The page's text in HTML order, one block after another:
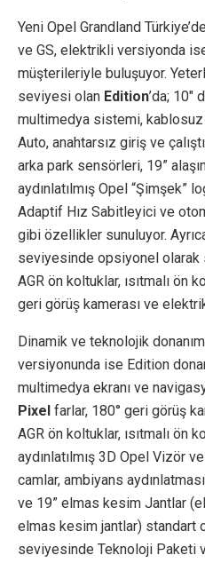
Yeni Opel Grandland
ve GS, elektrikli versiyonda
müşterileriyle buluşuyor.
seviyesi olan Edition’da; 10″
multimedya sistemi,
Auto, anahtarsız giriş ve
arka park sensörleri, 19”
aydınlatılmış Opel “Şimşek”
Adaptif Hız Sabitleyici ve
gibi özellikler sunuluyor.
seviyesinde opsiyonel olarak
AGR ön koltuklar, ısıtmalı ön
geri görüş kamerası ve
Dinamik ve teknolojik
versiyonunda ise Edition
multimedya ekranı ve
Pixel farlar, 180° geri görüş
AGR ön koltuklar, ısıtmalı ön
aydınlatılmış 3D Opel Vizör
camlar, ambiyans
ve 19” elmas kesim Jantlar
elmas kesim jantlar) standart
seviyesinde Teknoloji Paketi